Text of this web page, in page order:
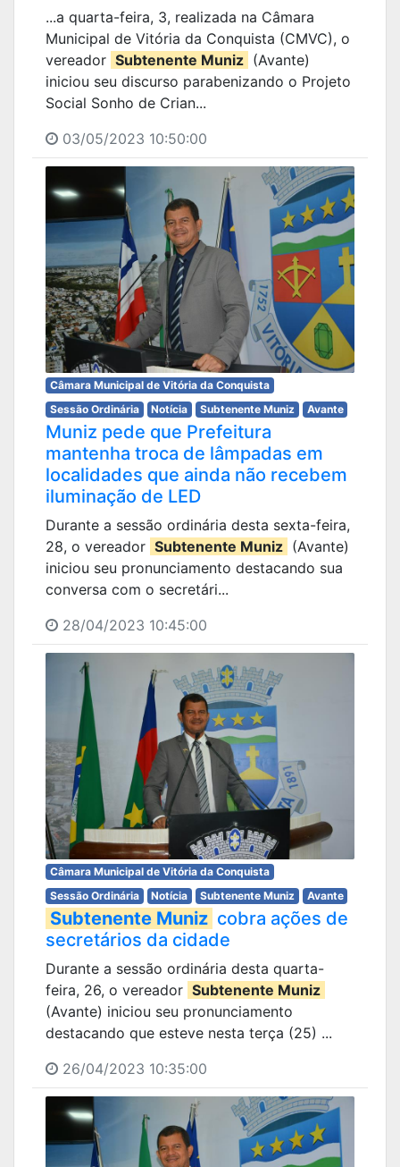
...a quarta-feira, 3, realizada na Câmara
Municipal de Vitória da Conquista (CMVC), o
vereador Subtenente Muniz (Avante)
iniciou seu discurso parabenizando o Projeto
Social Sonho de Crian...
03/05/2023 10:50:00
Câmara Municipal de Vitória da Conquista
Sessão Ordinária
Notícia Subtenente Muniz Avante
Muniz pede que Prefeitura
mantenha troca de lâmpadas em
localidades que ainda não recebem
iluminação de LED
Durante a sessão ordinária desta sexta-feira,
28, o vereador Subtenente Muniz (Avante)
iniciou seu pronunciamento destacando sua
conversa com o secretári...
28/04/2023 10:45:00
Câmara Municipal de Vitória da Conquista
Sessão Ordinária
Notícia Subtenente Muniz Avante
Subtenente Muniz cobra ações de
secretários da cidade
Durante a sessão ordinária desta quarta-
feira, 26, o vereador Subtenente Muniz
(Avante) iniciou seu pronunciamento
destacando que esteve nesta terça (25) ...
26/04/2023 10:35:00